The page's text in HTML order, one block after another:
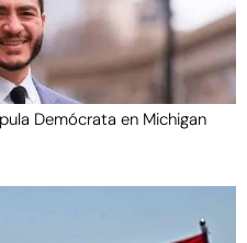
Demócrata en Michigan